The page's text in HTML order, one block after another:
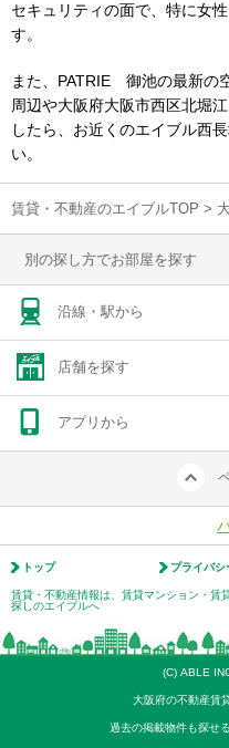
セキュリティの面で、特に女
す。
また、PATRIE 御池の最新の
周辺や大阪府大阪市西区北堀
したら、お近くのエイブル西
い。
賃貸・不動産のエイブルTOP >
別の探し方でお部屋を探す
沿線・駅から
店舗を探す
アプリから
トップ プライバシ
賃貸・不動産情報は、賃貸マンション・賃
探しのエイブルへ
(C) ABLE
大阪府の不動産賃
過去の掲載物件も探せ